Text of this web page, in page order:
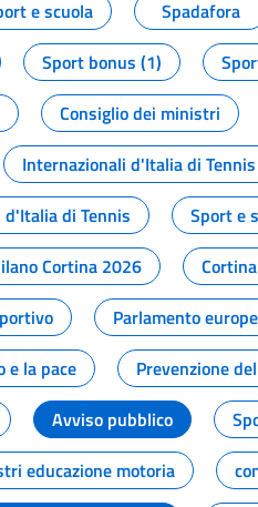
e scuola Spadafora
Sport bonus (1)
Consiglio dei ministri
Internazionali d'Italia di
di Tennis Sport e
Cortina 2026
Parlamento
e la pace
Prevenzione
Avviso pubblico
educazione motoria